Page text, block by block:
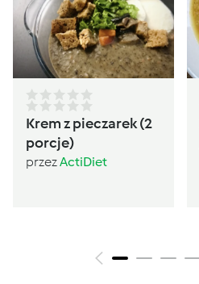
Krem z pieczarek (2
porcje)
przezActiDiet